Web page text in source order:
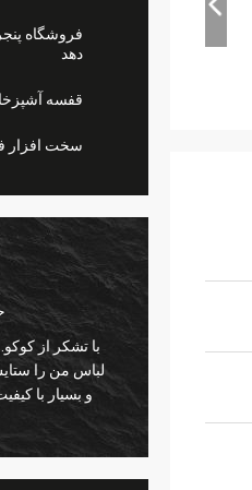
فروشگاه
دهد
قفسه
سخت افزار
شما همیشه
قفسه نمایش
شده
شما